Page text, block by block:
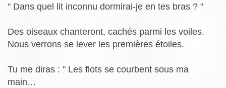
" Dans quel lit inconnu dormirai-je en tes bras ? "
Des oiseaux chanteront, cachés parmi les voiles.
Nous verrons se lever les premières étoiles.
Tu me diras : " Les flots se courbent sous ma
main…